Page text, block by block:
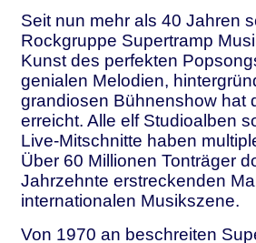
Seit nun mehr als 40 Jahren
Rockgruppe Supertramp
Kunst des perfekten
genialen Melodien,
grandiosen Bühnenshow hat
erreicht. Alle elf Studioalben
Live-Mitschnitte haben
Über 60 Millionen Tonträger
Jahrzehnte erstreckenden
internationalen Musikszene.
Von 1970 an beschreiten